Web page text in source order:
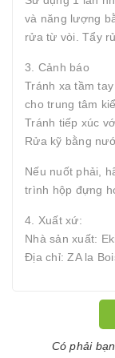
và năng lượng
rửa từ vòi. Tẩy
3. Cảnh báo
Tránh xa tầm
cho trung tâm
Tránh tiếp xúc
Rửa kỹ bằng
Nếu nuốt phải,
trình hộp đựng
4. Xuất xứ:
Nhà sản xuất:
Địa chỉ: ZA la
Có phải